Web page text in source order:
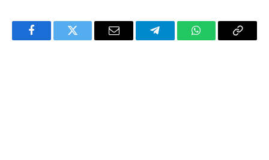
FacebookTwitter Email TelegramWhatsAppCopy